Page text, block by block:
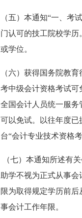
（五）本通知“一、考
门认可的技工院校学
或学位。
（六）获得国务院教
考中级会计资格考试可
全国会计人员统一服务
可以免试。以往年度
台“会计专业技术资格
（七）本通知所述有
助学不视为正式从事
限为取得规定学历前
事会计工作年限。